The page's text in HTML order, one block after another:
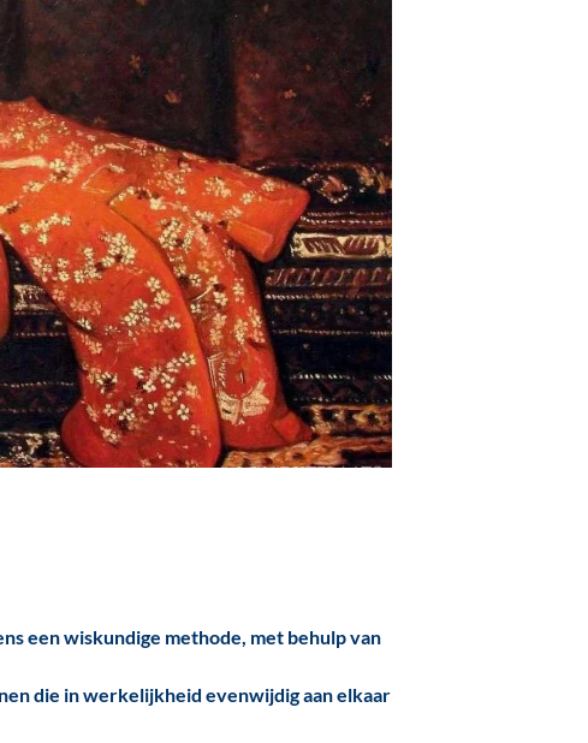
een wiskundige methode, met behulp van
die in werkelijkheid evenwijdig aan elkaar